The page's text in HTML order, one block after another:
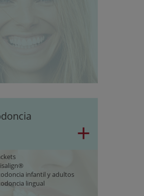
+
infantil y adultos
lingual